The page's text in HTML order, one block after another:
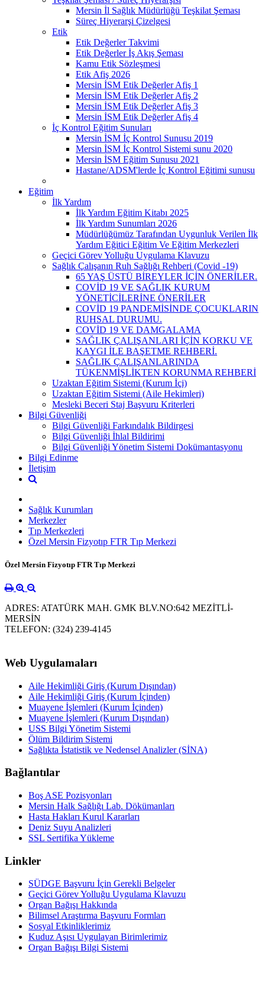
Mersin İl Sağlık Müdürlüğü Teşkilat Şeması
Süreç Hiyerarşi Çizelgesi
Etik
Etik Değerler Takvimi
Etik Değerler İş Akış Şeması
Kamu Etik Sözleşmesi
Etik Afiş 2026
Mersin İSM Etik Değerler Afiş 1
Mersin İSM Etik Değerler Afiş 2
Mersin İSM Etik Değerler Afiş 3
Mersin İSM Etik Değerler Afiş 4
İç Kontrol Eğitim Sunuları
Mersin İSM İç Kontrol Sunusu 2019
Mersin İSM İç Kontrol Sistemi sunu 2020
Mersin İSM Eğitim Sunusu 2021
Hastane/ADSM'lerde İç Kontrol Eğitimi sunusu
Eğitim
İlk Yardım
İlk Yardım Eğitim Kitabı 2025
İlk Yardım Sunumları 2026
Müdürlüğümüz Tarafından Uygunluk Verilen İlk
Yardım Eğitici Eğitim Ve Eğitim Merkezleri
Geçici Görev Yolluğu Uygulama Klavuzu
Sağlık Çalışanın Ruh Sağlığı Rehberi (Covid -19)
65 YAŞ ÜSTÜ BİREYLER İÇİN ÖNERİLER.
COVİD 19 VE SAĞLIK KURUM
YÖNETİCİLERİNE ÖNERİLER
COVİD 19 PANDEMİSİNDE ÇOCUKLARIN
RUHSAL DURUMU.
COVİD 19 VE DAMGALAMA
SAĞLIK ÇALIŞANLARI İÇİN KORKU VE
KAYGI İLE BAŞETME REHBERİ.
SAĞLIK ÇALIŞANLARINDA
TÜKENMİŞLİKTEN KORUNMA REHBERİ
Uzaktan Eğitim Sistemi (Kurum İçi)
Uzaktan Eğitim Sistemi (Aile Hekimleri)
Mesleki Beceri Staj Başvuru Kriterleri
Bilgi Güvenliği
Bilgi Güvenliği Farkındalık Bildirgesi
Bilgi Güvenliği İhlal Bildirimi
Bilgi Güvenliği Yönetim Sistemi Dokümantasyonu
Bilgi Edinme
İletişim
Sağlık Kurumları
Merkezler
Tıp Merkezleri
Özel Mersin Fizyotıp FTR Tıp Merkezi
Özel Mersin Fizyotıp FTR Tıp Merkezi
ADRES: ATATÜRK MAH. GMK BLV.NO:642 MEZİTLİ-
MERSİN
TELEFON: (324) 239-4145
Web Uygulamaları
Aile Hekimliği Giriş (Kurum Dışından)
Aile Hekimliği Giriş (Kurum İçinden)
Muayene İşlemleri (Kurum İçinden)
Muayene İşlemleri (Kurum Dışından)
USS Bilgi Yönetim Sistemi
Ölüm Bildirim Sistemi
Sağlıkta İstatistik ve Nedensel Analizler (SİNA)
Bağlantılar
Boş ASE Pozisyonları
Mersin Halk Sağlığı Lab. Dökümanları
Hasta Hakları Kurul Kararları
Deniz Suyu Analizleri
SSL Sertifika Yükleme
Linkler
SÜDGE Başvuru İçin Gerekli Belgeler
Geçici Görev Yolluğu Uygulama Klavuzu
Organ Bağışı Hakkında
Bilimsel Araştırma Başvuru Formları
Sosyal Etkinliklerimiz
Kuduz Aşısı Uygulayan Birimlerimiz
Organ Bağışı Bilgi Sistemi